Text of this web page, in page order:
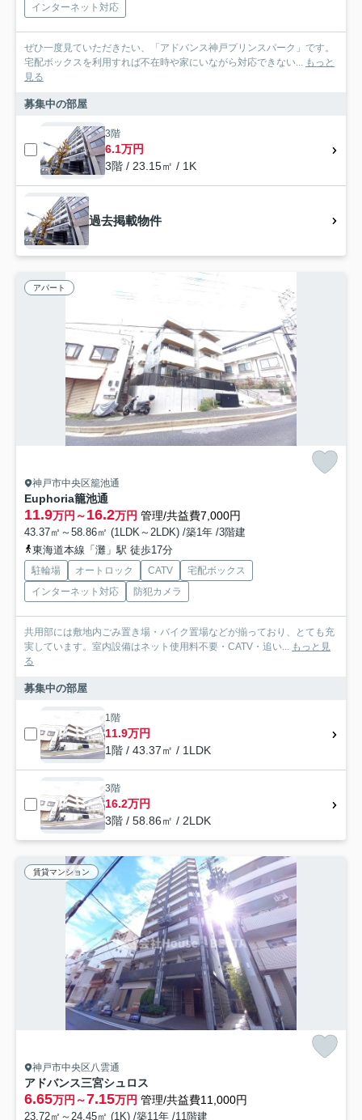
インターネット対応
ぜひ一度見ていただきたい、「アドバンス神戸プリンスパーク」です。
宅配ボックスを利用すれば不在時や家にいながら対応できない...
もっと
見る
募集中の部屋
3階
6.1万円
3階 / 23.15㎡ / 1K
過去掲載物件
アパート
神戸市中央区籠池通
Euphoria籠池通
11.9万円～16.2万円 管理/共益費7,000円
43.37㎡～58.86㎡ (1LDK～2LDK) /築1年 /3階建
東海道本線「灘」駅 徒歩17分
駐輪場 オートロック CATV
宅配ボックス
インターネット対応
防犯カメラ
共用部には敷地内ごみ置き場・バイク置場などが揃っており、とても充
実しています。室内設備はネット使用料不要・CATV・追い... もっと見
る
募集中の部屋
1階
11.9万円
1階 / 43.37㎡ / 1LDK
3階
16.2万円
3階 / 58.86㎡ / 2LDK
賃貸マンション
神戸市中央区八雲通
アドバンス三宮シュロス
6.65万円～7.15万円 管理/共益費11,000円
23.72㎡～24.45㎡ (1K) /築11年 /11階建